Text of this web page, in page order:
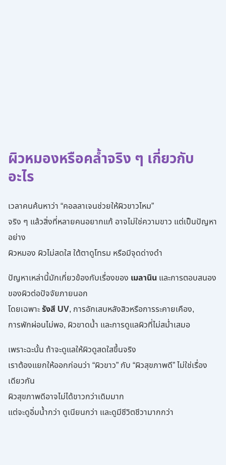
ผิวหมองหรือคล้ำจริง ๆ เกี่ยวกับ
อะไร
เวลาคนค้นหาว่า “คอลลาเจนช่วยให้ผิวขาวไหม”
จริง ๆ แล้วสิ่งที่หลายคนอยากแก้ อาจไม่ใช่ความขาว แต่เป็นปัญหา
อย่าง
ผิวหมอง ผิวไม่สดใส ใต้ตาดูโทรม หรือมีจุดด่างดำ
ปัญหาเหล่านี้มักเกี่ยวข้องกับเรื่องของ เมลานิน และการตอบสนอง
ของผิวต่อปัจจัยภายนอก
โดยเฉพาะรังสี UV, การอักเสบหลังสิวหรือการระคายเคือง,
การพักผ่อนไม่พอ, ผิวขาดน้ำ และการดูแลผิวที่ไม่สม่ำเสมอ
เพราะฉะนั้น ถ้าจะดูแลให้ผิวดูสดใสขึ้นจริง
เราต้องแยกให้ออกก่อนว่า “ผิวขาว” กับ “ผิวสุขภาพดี” ไม่ใช่เรื่อง
เดียวกัน
ผิวสุขภาพดีอาจไม่ได้ขาวกว่าเดิมมาก
แต่จะดูอิ่มน้ำกว่า ดูเนียนกว่า และดูมีชีวิตชีวามากกว่า